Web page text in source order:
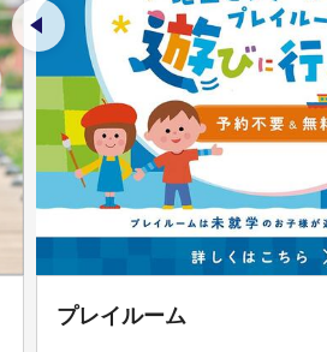
前のスライドを表示
プレイルーム